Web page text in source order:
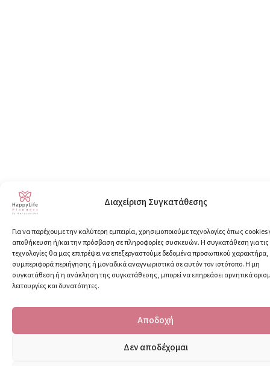
Διαχείριση Συγκατάθεσης
Για να παρέχουμε την καλύτερη εμπειρία, χρησιμοποιούμε τεχνολογίες όπως cookies
αποθήκευση ή/και την πρόσβαση σε πληροφορίες συσκευών. Η συγκατάθεση για
τεχνολογίες θα μας επιτρέψει να επεξεργαστούμε δεδομένα προσωπικού
συμπεριφορά περιήγησης ή μοναδικά αναγνωριστικά σε αυτόν τον ιστότοπο. Η μη
συγκατάθεση ή η ανάκληση της συγκατάθεσης, μπορεί να επηρεάσει αρνητικά
λειτουργίες και δυνατότητες.
Αποδοχή
Δεν αποδέχομαι